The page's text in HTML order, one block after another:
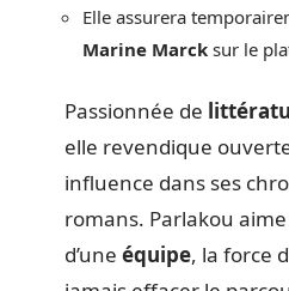
Elle assurera
Marine Marck sur le
Passionnée de
elle revendique
influence dans ses
romans. Parlakou aime
d’une équipe, la force